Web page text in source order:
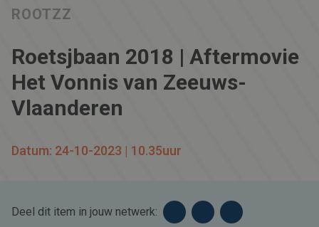
ROOTZZ
Roetsjbaan 2018 | Aftermovie
Het Vonnis van Zeeuws-
Vlaanderen
Datum: 24-10-2023 | 10.35uur
Deel dit item in jouw netwerk: